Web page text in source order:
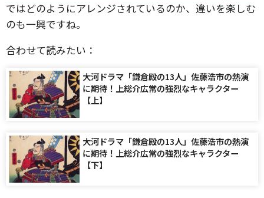
ではどのようにアレンジされているのか、違いを楽しむ
のも一興ですね。
合わせて読みたい：
大河ドラマ「鎌倉殿の13人」佐藤浩市の熱演
に期待！上総介広常の強烈なキャラクター
【上】
大河ドラマ「鎌倉殿の13人」佐藤浩市の熱演
に期待！上総介広常の強烈なキャラクター
【下】